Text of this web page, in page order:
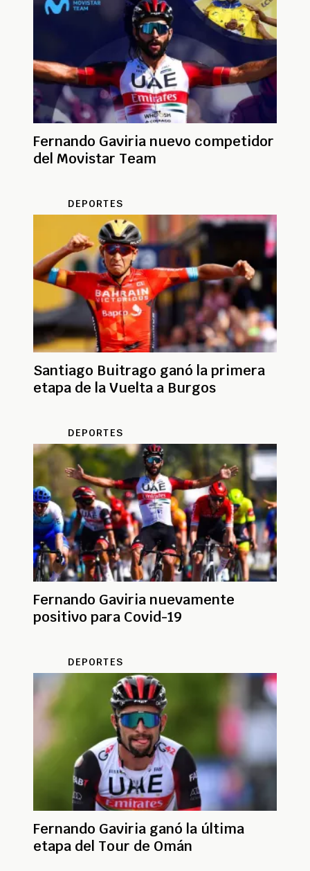
Fernando Gaviria nuevo competidor
del Movistar Team
DEPORTES
Santiago Buitrago ganó la primera
etapa de la Vuelta a Burgos
DEPORTES
Fernando Gaviria nuevamente
positivo para Covid-19
DEPORTES
Fernando Gaviria ganó la última
etapa del Tour de Omán